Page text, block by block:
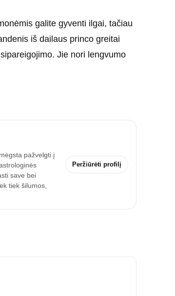
galite gyventi ilgai, tačiau
iš dailaus princo greitai
Jie nori lengvumo
pažvelgti į
save bei
tiek šilumos,
Peržiūrėti profilį